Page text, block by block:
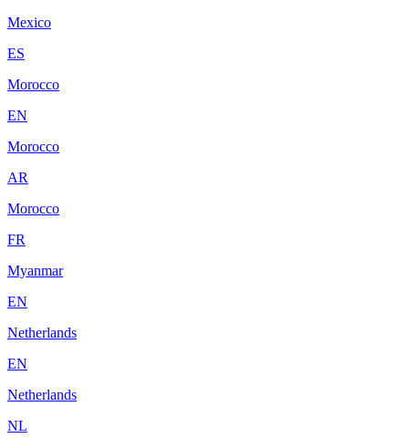
Mexico
ES
Morocco
EN
Morocco
AR
Morocco
FR
Myanmar
EN
Netherlands
EN
Netherlands
NL